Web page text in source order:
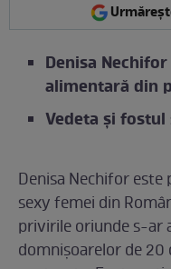
Denisa
alimentară din
Vedeta și
Denisa Nechifor este
sexy femei din
privirile oriunde s-ar
domnișoarelor de